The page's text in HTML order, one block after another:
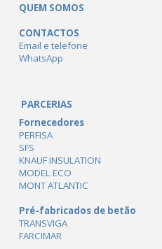
QUEM SOMOS
CONTACTOS
Email e telefone
WhatsApp
PARCERIAS
Fornecedores
PERFISA
SFS
KNAUF INSULATION
MODEL ECO
MONT ATLANTIC
Pré-fabricados de betão
TRANSVIGA
FARCIMAR